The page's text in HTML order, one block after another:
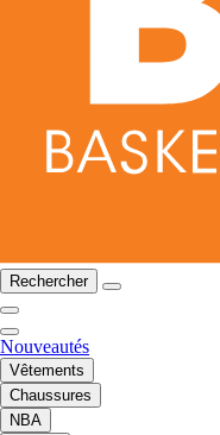
Rechercher
Nouveautés
Vêtements
Chaussures
NBA